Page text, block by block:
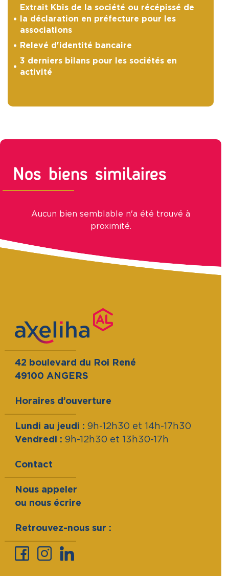
Extrait Kbis de la société ou récépissé de
la déclaration en préfecture pour les
associations
Relevé d'identité bancaire
3 derniers bilans pour les sociétés en
activité
Nos biens similaires
Aucun bien semblable n'a été trouvé à
proximité.
42 boulevard du Roi René
49100 ANGERS
Horaires d’ouverture
Lundi au jeudi : 9h-12h30 et 14h-17h30
Vendredi : 9h-12h30 et 13h30-17h
Contact
Nous appeler
ou nous écrire
Retrouvez-nous sur :